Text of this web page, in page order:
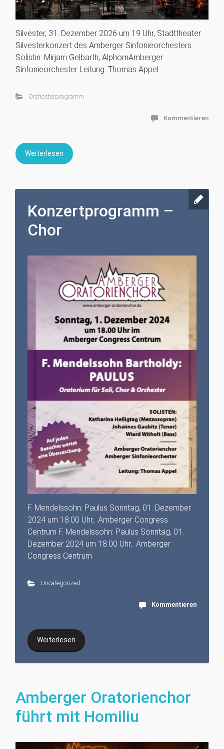
Silvester, 31. Dezember 2026 um 19 Uhr, Stadttheater
Silvesterkonzert des Amberger Sinfonieorchesters
Solistin: Mirjam Gelbarth, AlphornAmberger
Sinfonieorchester Leitung: Thomas Appel
Orchesterprogramm
Kommentieren
Weiterlesen
Konzertprogramm –
Chor
F. Mendelssohn: Paulus Sonntag, 01. Dezember
2024 um 18.00 Uhr, Amberger Congress
Centrum F. Mendelssohn: Paulus Sonntag, 01.
Dezember 2024 um 18.00 Uhr, Amberger
Congress Centrum
Uncategorized
Kommentieren
Weiterlesen
Amberger Oratorienchor
führt mit Homiliu